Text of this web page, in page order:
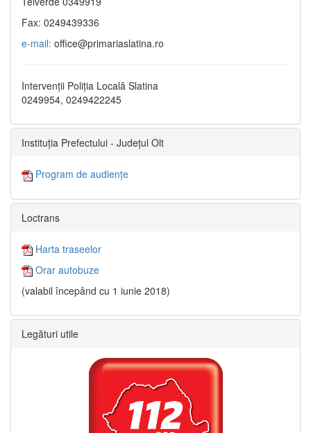
Fax: 0249439336
e-mail: office@primariaslatina.ro
Intervenții Poliția Locală Slatina
0249954, 0249422245
Instituția Prefectului - Județul Olt
Program de audiențe
Loctrans
Harta traseelor
Orar autobuze
(valabil începând cu 1 iunie 2018)
Legături utile